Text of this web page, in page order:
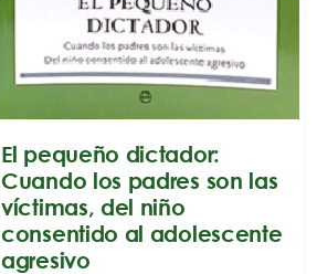
El pequeño dictador:
Cuando los padres son las
víctimas, del niño
consentido al adolescente
agresivo